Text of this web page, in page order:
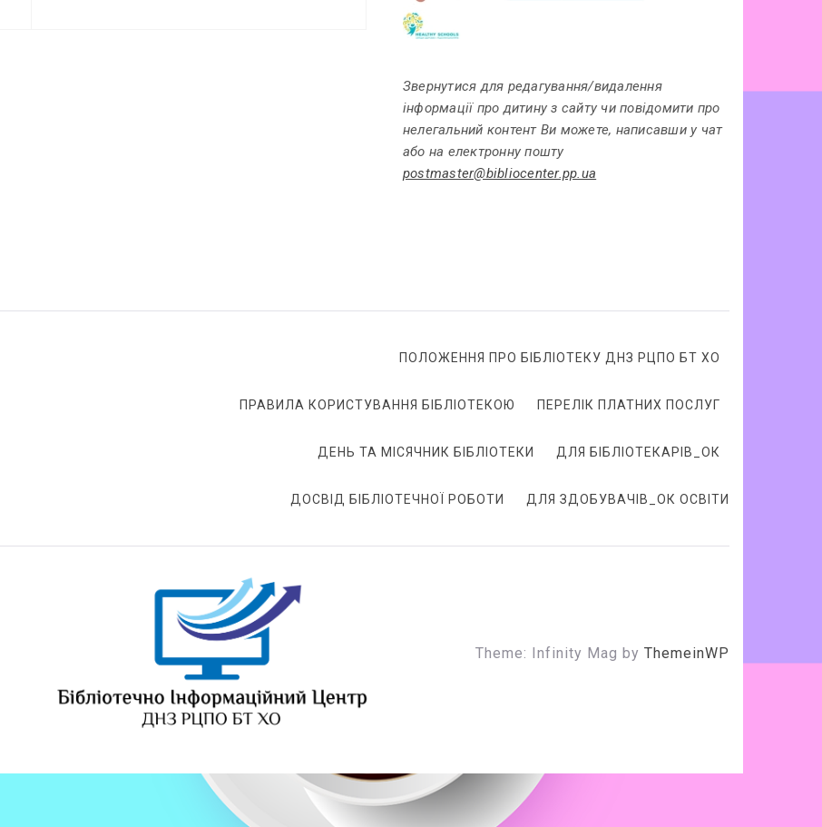
Звернутися для редагування/видалення
інформації про дитину з сайту чи повідомити про
нелегальний контент Ви можете, написавши у чат
або на електронну пошту
postmaster@bibliocenter.pp.ua
ПОЛОЖЕННЯ ПРО БІБЛІОТЕКУ ДНЗ РЦПО БТ ХО
ПРАВИЛА КОРИСТУВАННЯ БІБЛІОТЕКОЮ ПЕРЕЛІК ПЛАТНИХ ПОСЛУГ
ДЕНЬ ТА МІСЯЧНИК БІБЛІОТЕКИ ДЛЯ БІБЛІОТЕКАРІВ_ОК
ДОСВІД БІБЛІОТЕЧНОЇ РОБОТИ ДЛЯ ЗДОБУВАЧІВ_ОК ОСВІТИ
БІЦ ДНЗ РЦПО БТ ХО
Theme: Infinity Mag by ThemeinWP